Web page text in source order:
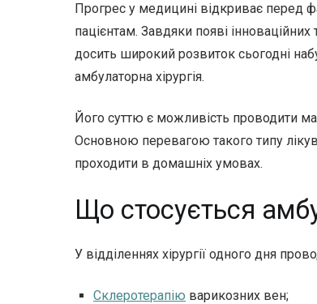
Прогрес у медицині відкриває перед
пацієнтам. Завдяки появі інноваційних
досить широкий розвиток сьогодні
амбулаторна хірургія.
Його суттю є можливість проводити
Основною перевагою такого типу
проходити в домашніх умовах.
Що стосується
У відділеннях хірургії одного дня
Склеротерапію варикозних вен;